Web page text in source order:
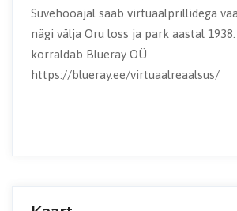
Suvehooajal saab virtuaalprillidega
nägi välja Oru loss ja park aastal
korraldab Blueray OÜ
https://blueray.ee/virtuaalreaalsus/